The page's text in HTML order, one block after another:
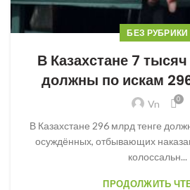
БЕЗ РУБРИКИ
В Казахстане 7
должны по искам
Vn 0
В Казахстане 296 млрд тенге
осуждённых, отбывающих
колоссальн...
ПРОДОЛЖИТЬ